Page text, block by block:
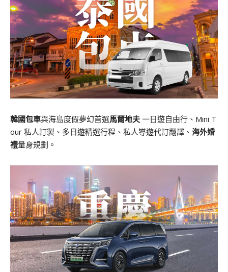
韓國包車與海島度假夢幻首選馬爾地夫 一日遊自由行、Mini T
our 私人訂製、多日遊精選行程、私人導遊代訂翻譯、 海外婚
禮量身規劃。